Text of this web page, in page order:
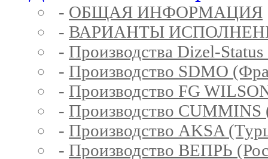
- ОБЩАЯ ИНФОРМАЦИЯ
- ВАРИАНТЫ
- Производства Dizel-
- Производство SDMO
- Производство FG
- Производство CUMMINS
- Производство AKSA
- Производство ВЕПРЬ